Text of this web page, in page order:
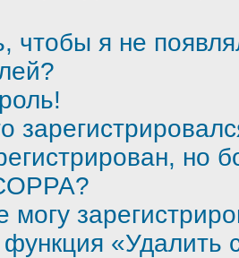
чтобы я не
но
могу
функция «Удалить